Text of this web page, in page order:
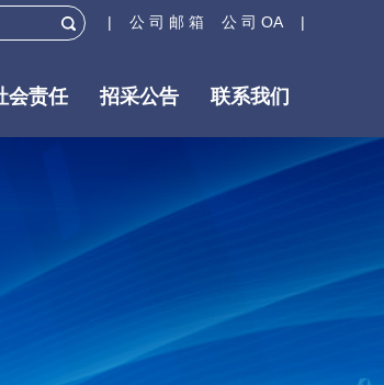
公 司 OA |
| 公 司 邮 箱
会责任 招采公告 联系我们